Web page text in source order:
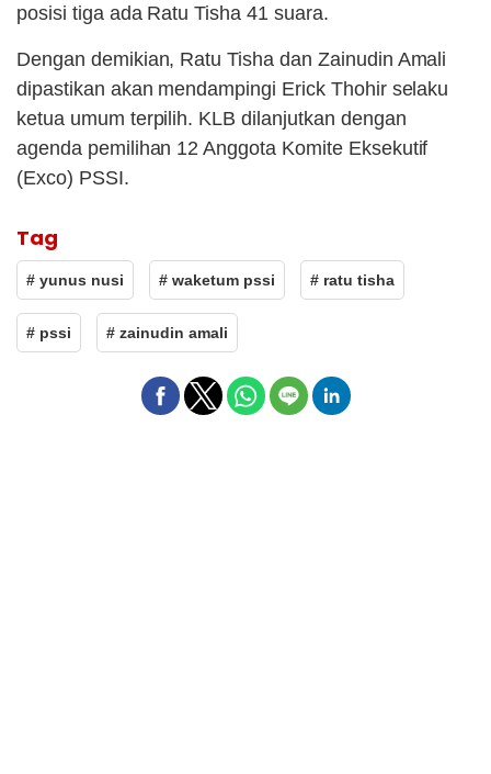
posisi tiga ada Ratu Tisha 41 suara.
Dengan demikian, Ratu Tisha dan Zainudin Amali
dipastikan akan mendampingi Erick Thohir selaku
ketua umum terpilih. KLB dilanjutkan dengan
agenda pemilihan 12 Anggota Komite Eksekutif
(Exco) PSSI.
Tag
# yunus nusi # waketum pssi # ratu tisha
# pssi # zainudin amali